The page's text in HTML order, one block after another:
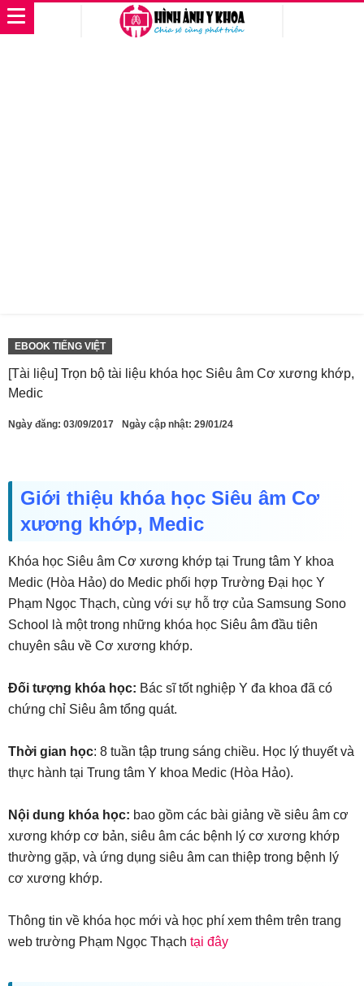
EBOOK TIẾNG VIỆT
[Tài liệu] Trọn bộ tài liệu khóa học Siêu âm Cơ xương khớp,
Medic
Ngày đăng: 03/09/2017 Ngày cập nhật: 29/01/24
Giới thiệu khóa học Siêu âm Cơ
xương khớp, Medic
Khóa học Siêu âm Cơ xương khớp tại Trung tâm Y khoa
Medic (Hòa Hảo) do Medic phối hợp Trường Đại học Y
Phạm Ngọc Thạch, cùng với sự hỗ trợ của Samsung Sono
School là một trong những khóa học Siêu âm đầu tiên
chuyên sâu về Cơ xương khớp.
Đối tượng khóa học: Bác sĩ tốt nghiệp Y đa khoa đã có
chứng chỉ Siêu âm tổng quát.
Thời gian học: 8 tuần tập trung sáng chiều. Học lý thuyết và
thực hành tại Trung tâm Y khoa Medic (Hòa Hảo).
Nội dung khóa học: bao gồm các bài giảng về siêu âm cơ
xương khớp cơ bản, siêu âm các bệnh lý cơ xương khớp
thường gặp, và ứng dụng siêu âm can thiệp trong bệnh lý
cơ xương khớp.
Thông tin về khóa học mới và học phí xem thêm trên trang
web trường Phạm Ngọc Thạch tại đây